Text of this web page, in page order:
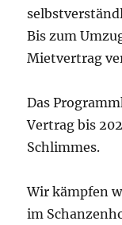
Bis zum
Mietvertrag
Das
Vertrag bis
Schlimmes.
Wir kämpfen
im